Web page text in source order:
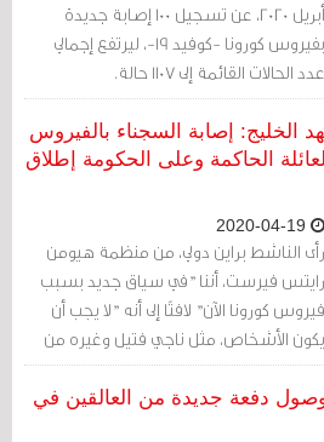
أبريل 2020، عن تسجيل 100 إصابة جديدة
بفيروس كورونا -كوفيد 19-، ليرتفع إجمالي
عدد الحالات القائمة إلى 1107 حالة.
الخليج: إصابة السجناء بالفيروس
الحاكمة وعلى الحكومة إطلاق
رأى الناشط براين دولي، من منظمة هيومن
رايتس فيرست، أننا "في سياق جديد بسبب
فيروس كورونا الآن" لافتًا إلى أنه "لا يجب أن
يكون الأشخاص، مثل ناجي فتيل وغيره من
المدافعين عن حقوق الإنسان، في السجن، مع
أو بدون وجود الفيروس".
دفعة جديدة من العالقين في